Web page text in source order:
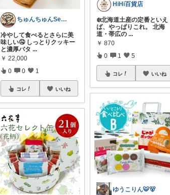
ちゅんちゅんSelect
冷やして食べるとさらに美
味しい🤤 しっとりクッキー
と濃厚バタ ...
￥ 22,000
0 0 1
コレ いいね
HiHi百貨店
❄️北海道土産の定番といえ
ば、やっぱりこれ。 北海
道・帯広の ...
￥ 870
0 1 5
コレ いいね
ゆうこりん🐯🐻